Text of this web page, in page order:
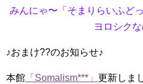
みんにゃ〜「そまりらいふど
ヨロシク
♪おまけ??のお知らせ♪
本館 「Somalism***」
更新しま